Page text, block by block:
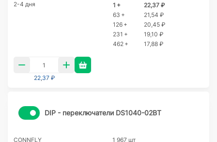
2-4 дня 1 +
22,37 ₽
63 +
21,54 ₽
126 +
20,45 ₽
231 +
19,10 ₽
462 +
17,88 ₽
22,37 ₽
DIP - переключатели DS1040-02BT
CONNFLY 1 967 шт